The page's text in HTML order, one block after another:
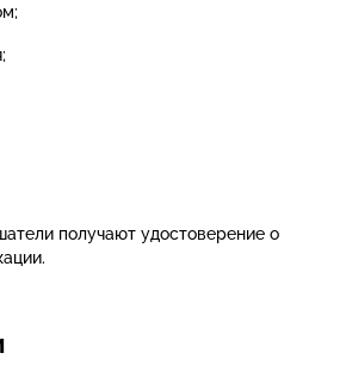
получают удостоверение о